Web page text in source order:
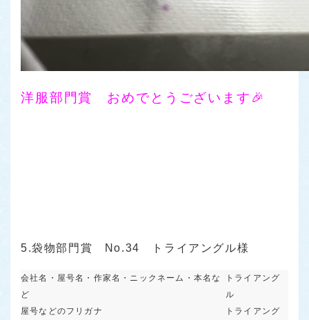
洋服部門賞 おめでとうございます🎉
5.袋物部門賞 No.34 トライアングル様
会社名・屋号名・作家名・ニックネーム・本名な
ど
トライアング
ル
屋号などのフリガナ
トライアング